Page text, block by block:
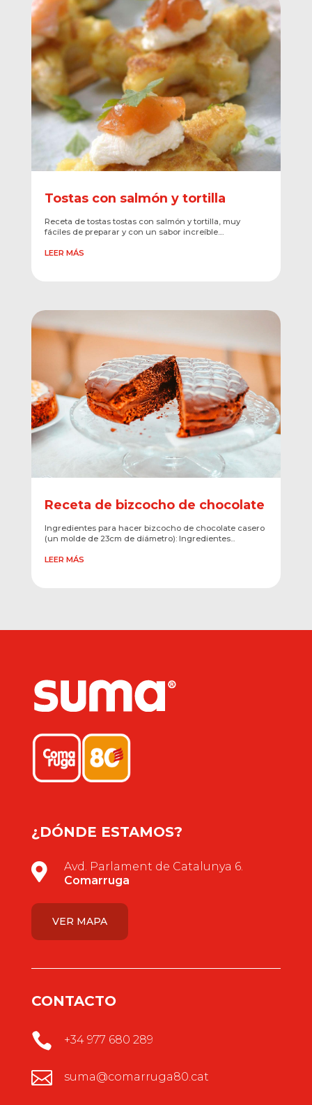
Tostas con salmón y tortilla
Receta de tostas tostas con salmón y tortilla, muy
fáciles de preparar y con un sabor increíble....
LEER MÁS
Receta de bizcocho de chocolate
Ingredientes para hacer bizcocho de chocolate casero
(un molde de 23cm de diámetro): Ingredientes...
LEER MÁS
¿DÓNDE ESTAMOS?

Avd. Parlament de Catalunya 6.
Comarruga
VER MAPA
CONTACTO
 +34 977 680 289
 suma@comarruga80.cat